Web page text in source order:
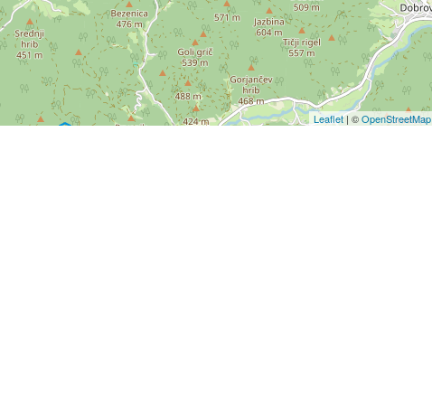
Leaflet| ©OpenStreetMap